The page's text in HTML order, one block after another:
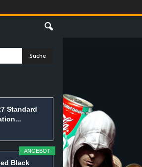
Standard
ANGEBOT
Black